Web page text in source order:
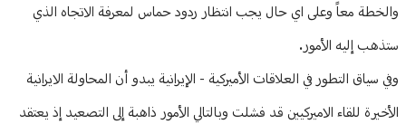
والخطة معاً وعلى اي حال يجب انتظار ردود حماس لمعرفة الاتجاه الذي
ستذهب إليه الأمور.
وفي سياق التطور في العلاقات الأميركية - الإيرانية يبدو أن المحاولة الايرانية
الأخيرة للقاء الاميركيين قد فشلت وبالتالي الأمور ذاهبة إلى التصعيد إذ يعتقد